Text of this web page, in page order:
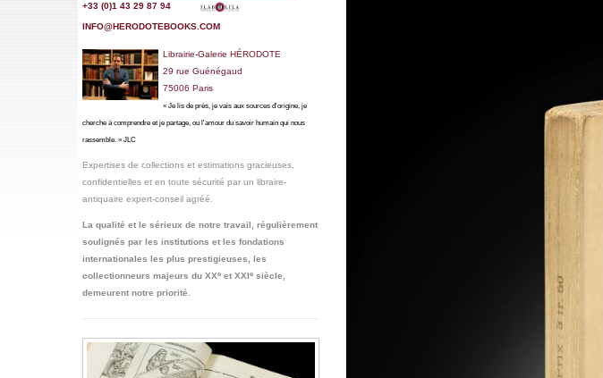
+33 (0)1 43 29 87 94
INFO@HERODOTEBOOKS.COM
Librairie-Galerie HÉRODOTE
29 rue Guénégaud
75006 Paris
« Je lis de près, je vais aux sources d'origine, je
cherche à comprendre et je partage, ou l'amour du savoir humain qui nous
rassemble. » JLC
Expertises de collections et estimations gracieuses,
confidentielles et en toute sécurité par un libraire-
antiquaire expert-conseil agréé.
La qualité et le sérieux de notre travail, régulièrement
soulignés par les institutions et les fondations
internationales les plus prestigieuses, les
collectionneurs majeurs du XXe et XXI e siècle,
demeurent notre priorité.